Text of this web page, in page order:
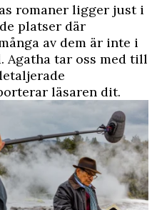
romaner ligger just i
platser där
av dem är inte i
Agatha tar oss med till
läsaren dit.